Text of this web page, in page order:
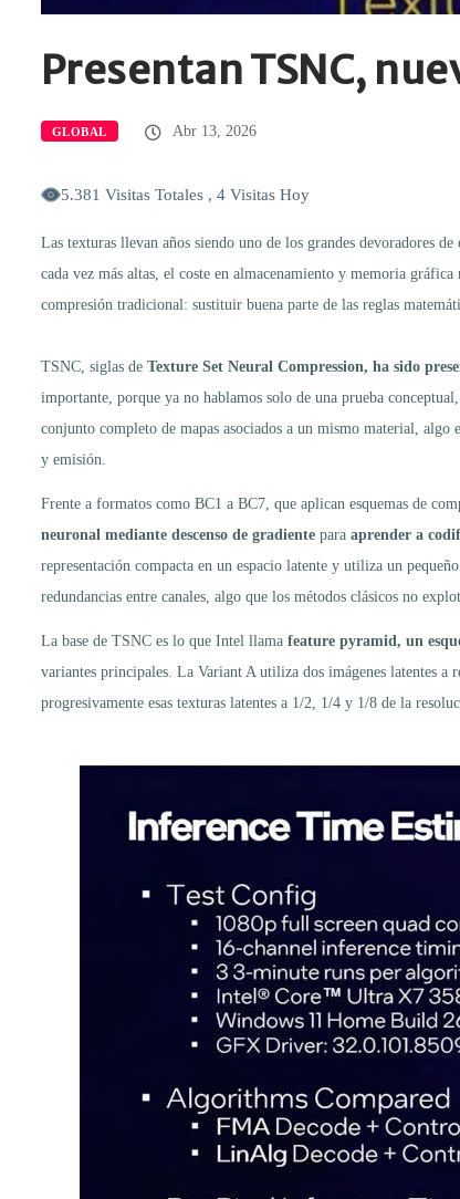
Presentan TSNC,
GLOBAL Abr 13, 2026
5.381 Visitas Totales , 4 Visitas Hoy
Las texturas llevan años siendo uno de los grandes devoradores
cada vez más altas, el coste en almacenamiento y memoria gráfica
compresión tradicional: sustituir buena parte de las reglas
TSNC, siglas de Texture Set Neural Compression, ha sido
importante, porque ya no hablamos solo de una prueba
conjunto completo de mapas asociados a un mismo material,
y emisión.
Frente a formatos como BC1 a BC7, que aplican esquemas de
neuronal mediante descenso de gradiente para aprender a
representación compacta en un espacio latente y utiliza un
redundancias entre canales, algo que los métodos clásicos no
La base de TSNC es lo que Intel llama feature pyramid, un
variantes principales. La Variant A utiliza dos imágenes latentes a
progresivamente esas texturas latentes a 1/2, 1/4 y 1/8 de la